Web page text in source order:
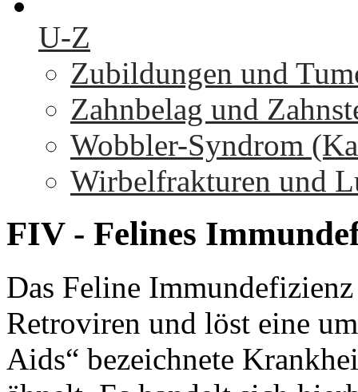
U-Z
Zubildungen und
Zahnbelag und
Wobbler-Syndrom
Wirbelfrakturen und
FIV - Felines
Das Feline
Retroviren und löst eine
Aids“ bezeichnete